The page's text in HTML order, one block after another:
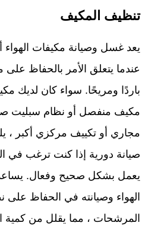
تنظيف المكيف
يعد غسل وصيانة مكيفات الهواء
عندما يتعلق الأمر بالحفاظ على
باردًا ومريحًا. سواء كان لديك
مكيف منفصل أو نظام سبليت
مجاري أو تكييف مركزي أكبر ،
صيانة دورية إذا كنت ترغب في
يعمل بشكل صحيح وفعال.
الهواء وصيانته في الحفاظ على
المرشحات ، مما يقلل من كمية